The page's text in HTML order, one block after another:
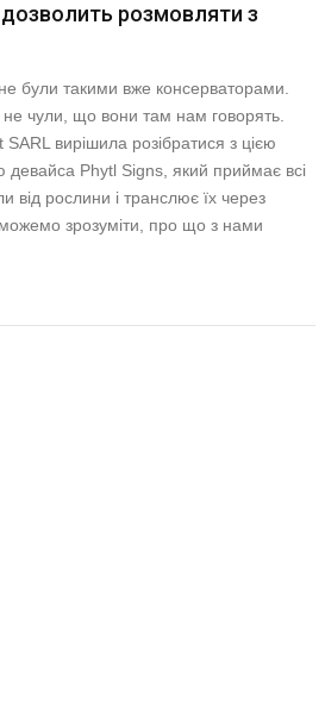
розмовляти з
були такими вже консерваторами.
чули, що вони там нам говорять.
вирішила розібратися з цією
Phytl Signs, який приймає всі
від рослини і транслює їх через
зрозуміти, про що з нами